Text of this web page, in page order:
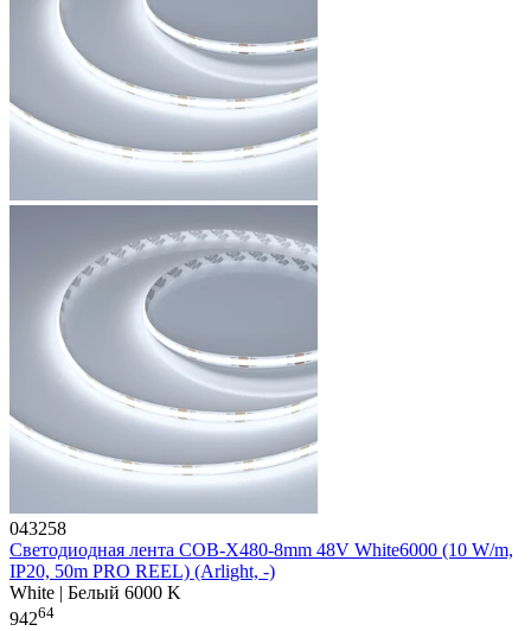
043258
Светодиодная лента COB-X480-8mm 48V White6000 (10 W/m,
IP20, 50m PRO REEL) (Arlight, -)
White | Белый 6000 K
94264